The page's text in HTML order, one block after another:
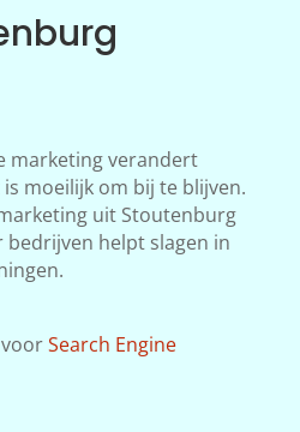
marketing verandert
moeilijk om bij te blijven.
uit Stoutenburg
helpt slagen in
Search Engine